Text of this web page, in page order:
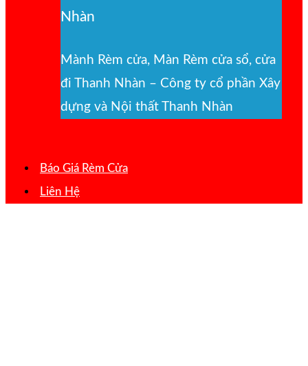
Nhàn
Mành Rèm cửa, Màn Rèm cửa sổ, cửa
đi Thanh Nhàn – Công ty cổ phần Xây
dựng và Nội thất Thanh Nhàn
Báo Giá Rèm Cửa
Liên Hệ